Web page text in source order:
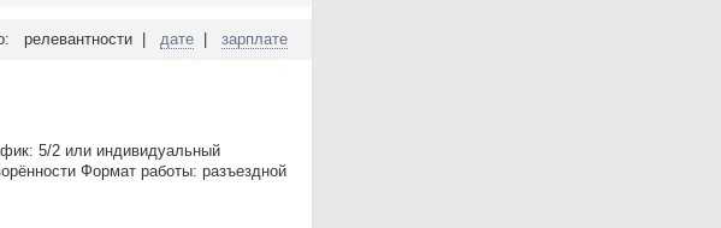
релевантности | дате зарплате
5/2 или индивидуальный
Формат работы: разъездной